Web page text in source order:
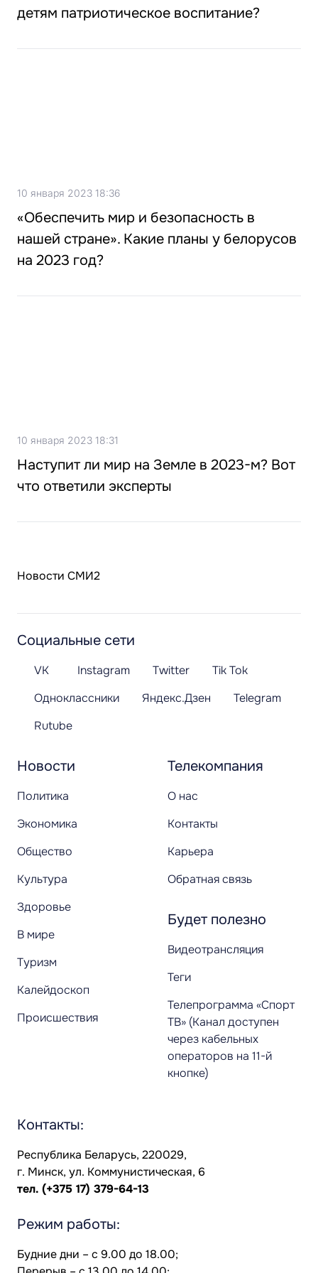
детям патриотическое воспитание?
10 января 2023 18:36
«Обеспечить мир и безопасность в
нашей стране». Какие планы у белорусов
на 2023 год?
10 января 2023 18:31
Наступит ли мир на Земле в 2023-м? Вот
что ответили эксперты
Новости СМИ2
Новости
Политика
Экономика
Общество
Культура
Здоровье
В мире
Туризм
Калейдоскоп
Происшествия
Телекомпания
О нас
Контакты
Карьера
Обратная связь
Будет полезно
Видеотрансляция
Теги
Телепрограмма «Спорт
ТВ» (Канал доступен
через кабельных
операторов на 11-й
кнопке)
Социальные сети
VK Instagram Twitter
Tik Tok
Одноклассники
Яндекс.Дзен
Telegram
Rutube
Контакты:
Республика Беларусь, 220029,
г. Минск, ул. Коммунистическая, 6
тел. (+375 17) 379-64-13
Режим работы:
Будние дни – с 9.00 до 18.00;